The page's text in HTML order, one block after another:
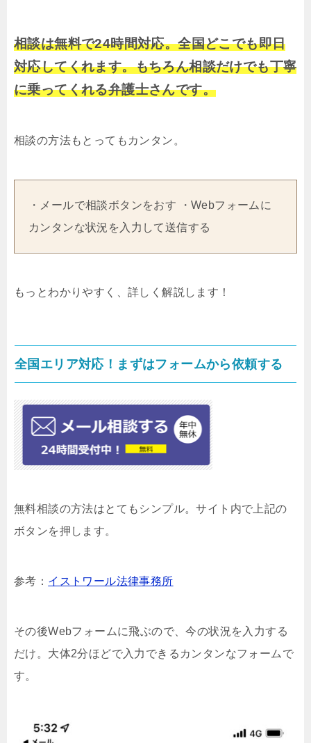
相談は無料で24時間対応。全国どこでも即日
対応してくれます。もちろん相談だけでも丁寧
に乗ってくれる弁護士さんです。
相談の方法もとってもカンタン。
・メールで相談ボタンをおす ・Webフォームに
カンタンな状況を入力して送信する
もっとわかりやすく、詳しく解説します！
全国エリア対応！まずはフォームから依頼する
無料相談の方法はとてもシンプル。サイト内で上記の
ボタンを押します。
参考： イストワール法律事務所
その後Webフォームに飛ぶので、今の状況を入力する
だけ。大体2分ほどで入力できるカンタンなフォームで
す。